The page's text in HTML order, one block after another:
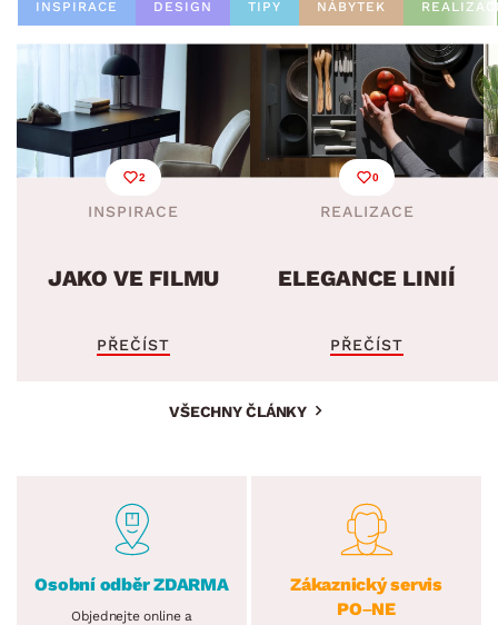
INSPIRACE DESIGN TIPY NÁBYTEK
2
INSPIRACE
JAKO VE FILMU
PŘEČÍST
0
REALIZACE
ELEGANCE LINIÍ
PŘEČÍST
VŠECHNY ČLÁNKY
Osobní odběr ZDARMA
Objednejte online a
Zákaznický servis
PO–NE